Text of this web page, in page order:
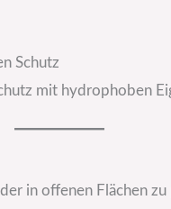
Schutz
mit hydrophoben
in offenen Flächen